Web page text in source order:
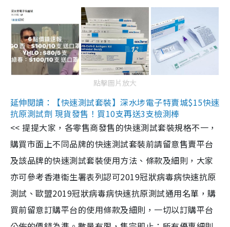
點擊圖片放大
延伸閱讀：【快速測試套裝】深水埗電子特賣城$15快速
抗原測試劑 現貨發售！買10支再送3支檢測棒
<< 提提大家，各零售商發售的快速測試套裝規格不一，
購買市面上不同品牌的快速測試套裝前請留意售賣平台
及該品牌的快速測試套裝使用方法、條款及細則，大家
亦可參考香港衞生署表列認可2019冠狀病毒病快速抗原
測試、歐盟2019冠狀病毒病快速抗原測試通用名單，購
買前留意訂購平台的使用條款及細則，一切以訂購平台